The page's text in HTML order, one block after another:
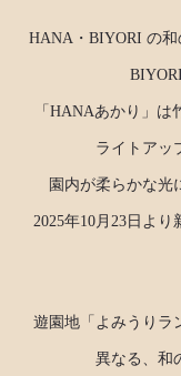
HANA・BIYORI の
「HANAあかり」
ライトアッ
園内が柔らかな光
2025年10月23日よ
遊園地「よみうりラ
異なる、和